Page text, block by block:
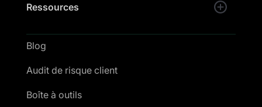
Ressources
Blog
Audit de risque client
Boîte à outils